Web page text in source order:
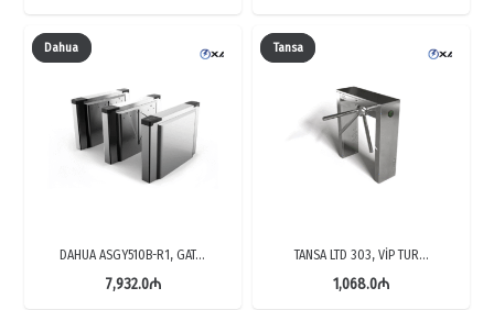
Dahua
DAHUA ASGY510B-R1, GAT…
7,932.0₼
Tansa
TANSA LTD 303, VİP TUR…
1,068.0₼